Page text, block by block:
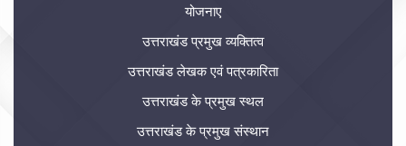
योजनाए
उत्तराखंड प्रमुख व्यक्तित्व
उत्तराखंड लेखक एवं पत्रकारिता
उत्तराखंड के प्रमुख स्थल
उत्तराखंड के प्रमुख संस्थान